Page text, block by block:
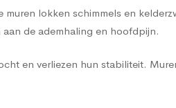
lokken schimmels en
de ademhaling en hoofdpijn.
en verliezen hun stabiliteit.